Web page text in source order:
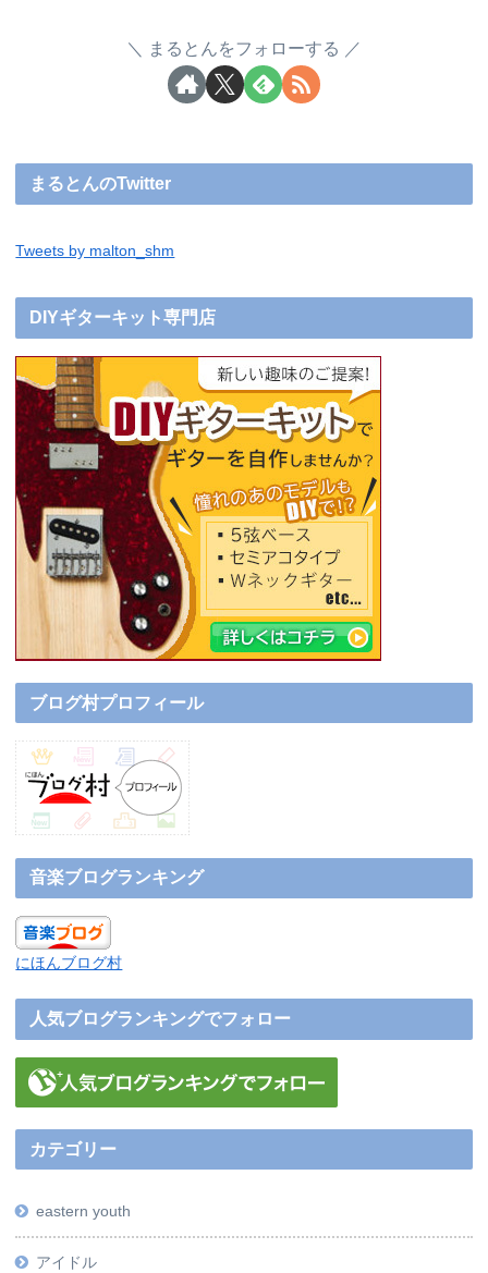
まるとんをフォローする
まるとんのTwitter
Tweets by malton_shm
DIYギターキット専門店
ブログ村プロフィール
音楽ブログランキング
にほんブログ村
人気ブログランキングでフォロー
カテゴリー
eastern youth
アイドル